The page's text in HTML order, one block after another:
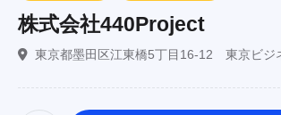
株式会社440Project
東京都墨田区江東橋5丁目16-12 東京ビジ